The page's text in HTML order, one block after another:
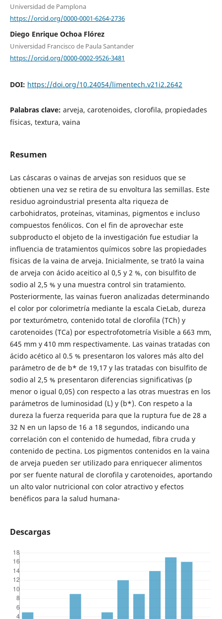
Universidad de Pamplona
https://orcid.org/0000-0001-6264-2736
Diego Enrique Ochoa Flórez
Universidad Francisco de Paula Santander
https://orcid.org/0000-0002-9526-3481
DOI: https://doi.org/10.24054/limentech.v21i2.2642
Palabras clave: arveja, carotenoides, clorofila, propiedades
físicas, textura, vaina
Resumen
Las cáscaras o vainas de arvejas son residuos que se
obtienen una vez se retira de su envoltura las semillas. Este
residuo agroindustrial presenta alta riqueza de
carbohidratos, proteínas, vitaminas, pigmentos e incluso
compuestos fenólicos. Con el fin de aprovechar este
subproducto el objeto de la investigación fue estudiar la
influencia de tratamientos químicos sobre las propiedades
físicas de la vaina de arveja. Inicialmente, se trató la vaina
de arveja con ácido aceitico al 0,5 y 2 %, con bisulfito de
sodio al 2,5 % y una muestra control sin tratamiento.
Posteriormente, las vainas fueron analizadas determinando
el color por colorimetría mediante la escala CieLab, dureza
por texturómetro, contenido total de clorofila (TCh) y
carotenoides (TCa) por espectrofotometría Visible a 663 mm,
645 mm y 410 mm respectivamente. Las vainas tratadas con
ácido acético al 0.5 % presentaron los valores más alto del
parámetro de de b* de 19,17 y las tratadas con bisulfito de
sodio al 2,5 % presentaron diferencias significativas (p
menor o igual 0,05) con respecto a las otras muestras en los
parámetros de luminosidad (L) y (b*). Con respeto a la
dureza la fuerza requerida para que la ruptura fue de 28 a
32 N en un lapso de 16 a 18 segundos, indicando una
correlación con el contenido de humedad, fibra cruda y
contenido de pectina. Los pigmentos contenidos en la vaina
de arveja pueden ser utilizado para enriquecer alimentos
por ser fuente natural de clorofila y carotenoides, aportando
un alto valor nutricional con color atractivo y efectos
benéficos para la salud humana-
Descargas